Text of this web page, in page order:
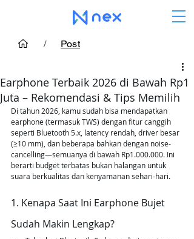
/ Post
Earphone Terbaik 2026 di Bawah Rp1
Juta – Rekomendasi & Tips Memilih
Di tahun 2026, kamu sudah bisa mendapatkan
earphone (termasuk TWS) dengan fitur canggih
seperti Bluetooth 5.x, latency rendah, driver besar
(≥10 mm), dan beberapa bahkan dengan noise-
cancelling—semuanya di bawah Rp1.000.000. Ini
berarti budget terbatas bukan halangan untuk
suara berkualitas dan kenyamanan sehari-hari.
1. Kenapa Saat Ini Earphone Bujet
Sudah Makin Lengkap?